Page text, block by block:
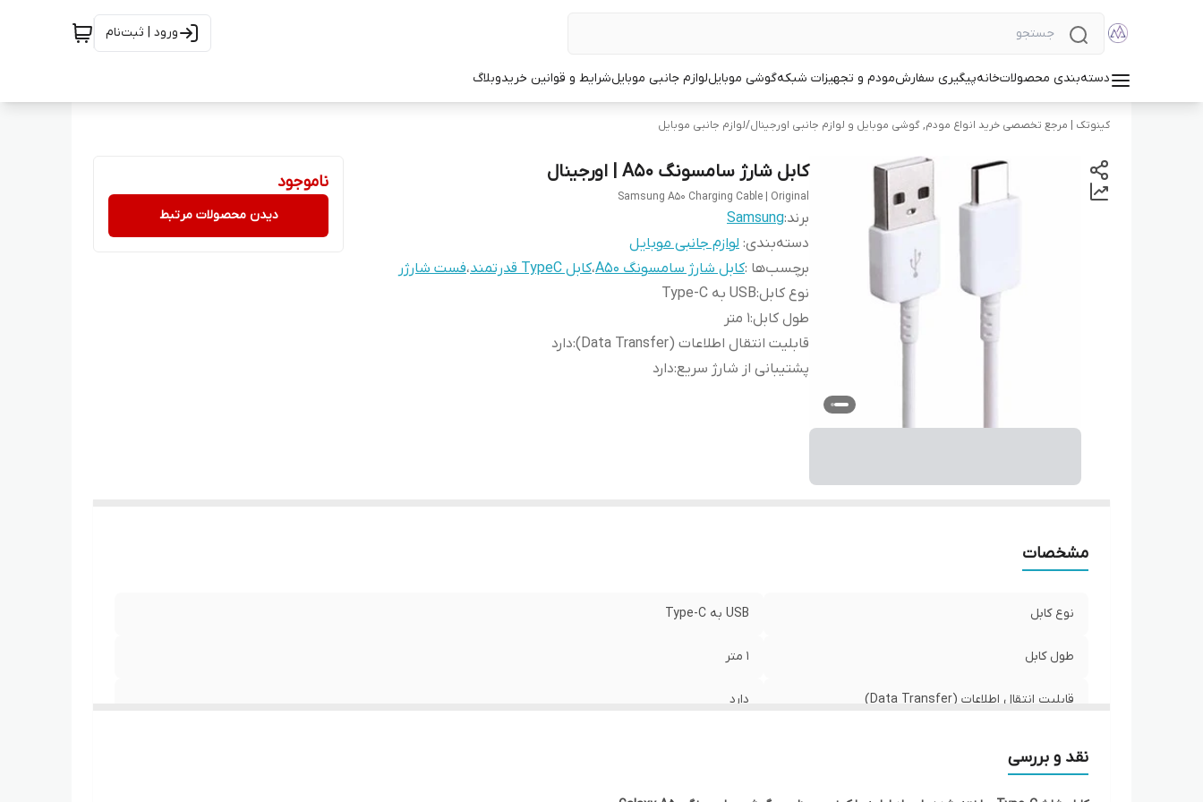
ورود | ثبت‌نام
دسته‌بندی محصولاتخانهپیگیری سفارشمودم و تجهیزات شبکهگوشی موبایللوازم جانبی موبایلشرایط و قوانین خریدوبلاگ
کینوتک | مرجع تخصصی خرید انواع مودم, گوشی موبایل و لوازم جانبی اورجینال/لوازم جانبی موبایل
کابل شارژ سامسونگ A50 | اورجینال
Samsung A50 Charging Cable | Original
برند:Samsung
دسته‌بندی: لوازم جانبی موبایل
برچسب‌ها :کابل شارژ سامسونگ A50 ،کابل TypeC قدرتمند ،فست شارژر
نوع کابل:USB به Type-C
طول کابل:1 متر
قابلیت انتقال اطلاعات (Data Transfer)
:دارد
پشتیبانی از شارژ سریع:دارد
ناموجود
دیدن محصولات مرتبط
مشخصات
نوع کابل USB به Type-C
طول کابل 1 متر
قابلیت انتقال اطلاعات (Data Transfer) دارد
نقد و بررسی